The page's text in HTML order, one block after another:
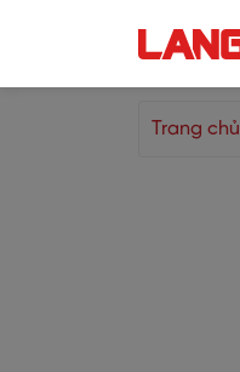
Trang chủ